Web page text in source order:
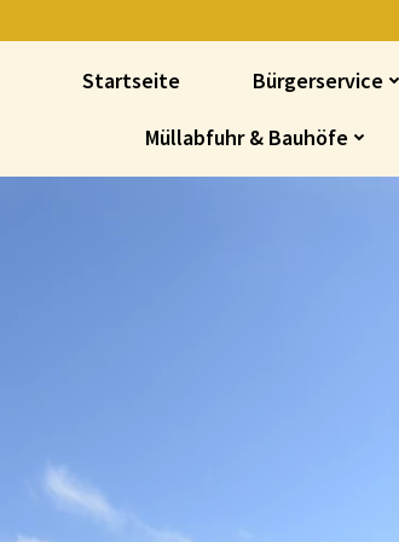
Startseite Bürgerservice
Müllabfuhr & Bauhöfe